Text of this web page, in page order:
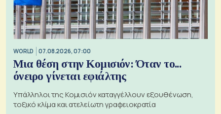
WORLD 07.08.2026, 07:00
Μια θέση στην Κομισιόν: Όταν το...
όνειρο γίνεται εφιάλτης
Υπάλληλοι της Κομισιόν καταγγέλλουν εξουθένωση,
τοξικό κλίμα και ατελείωτη γραφειοκρατία